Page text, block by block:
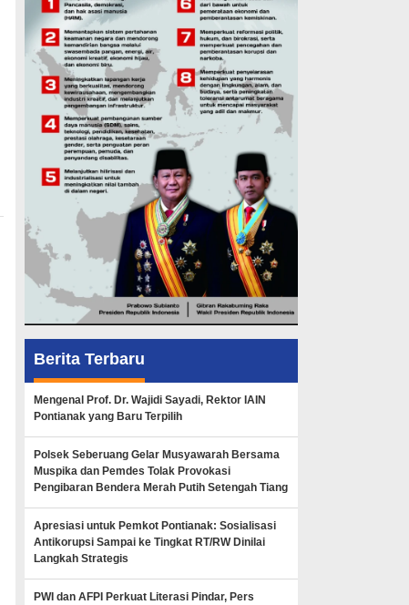
Berita Terbaru
Mengenal Prof. Dr. Wajidi Sayadi, Rektor IAIN
Pontianak yang Baru Terpilih
Polsek Seberuang Gelar Musyawarah Bersama
Muspika dan Pemdes Tolak Provokasi
Pengibaran Bendera Merah Putih Setengah Tiang
Apresiasi untuk Pemkot Pontianak: Sosialisasi
Antikorupsi Sampai ke Tingkat RT/RW Dinilai
Langkah Strategis
PWI dan AFPI Perkuat Literasi Pindar, Pers